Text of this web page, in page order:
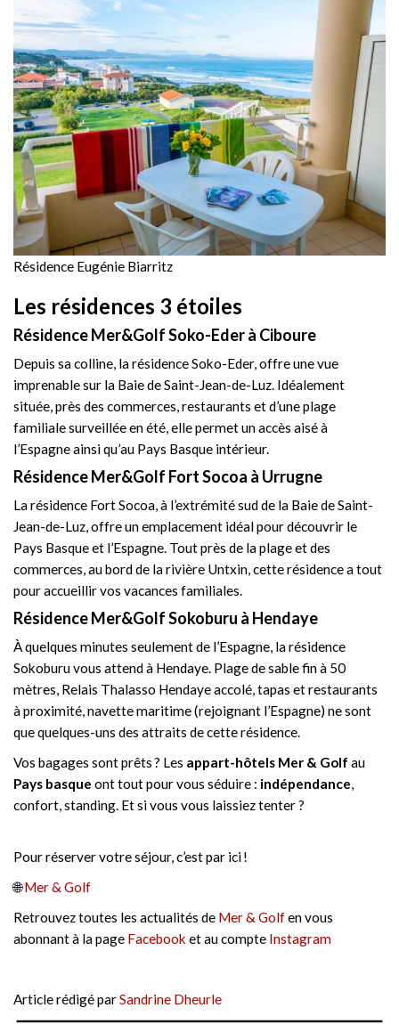
Résidence Eugénie Biarritz
Les résidences 3 étoiles
Résidence Mer&Golf Soko-Eder à Ciboure
Depuis sa colline, la résidence Soko-Eder, offre une vue
imprenable sur la Baie de Saint-Jean-de-Luz. Idéalement
située, près des commerces, restaurants et d’une plage
familiale surveillée en été, elle permet un accès aisé à
l’Espagne ainsi qu’au Pays Basque intérieur.
Résidence Mer&Golf Fort Socoa à Urrugne
La résidence Fort Socoa, à l’extrémité sud de la Baie de Saint-
Jean-de-Luz, offre un emplacement idéal pour découvrir le
Pays Basque et l’Espagne. Tout près de la plage et des
commerces, au bord de la rivière Untxin, cette résidence a tout
pour accueillir vos vacances familiales.
Résidence Mer&Golf Sokoburu à Hendaye
À quelques minutes seulement de l’Espagne, la résidence
Sokoburu vous attend à Hendaye. Plage de sable fin à 50
mètres, Relais Thalasso Hendaye accolé, tapas et restaurants
à proximité, navette maritime (rejoignant l’Espagne) ne sont
que quelques-uns des attraits de cette résidence.
Vos bagages sont prêts ? Les appart-hôtels Mer & Golf au
Pays basque ont tout pour vous séduire : indépendance,
confort, standing. Et si vous vous laissiez tenter ?
Pour réserver votre séjour, c’est par ici !
🌐 Mer & Golf
Retrouvez toutes les actualités de Mer & Golfen vous
abonnant à la page Facebook et au compte Instagram
Article rédigé parSandrine Dheurle